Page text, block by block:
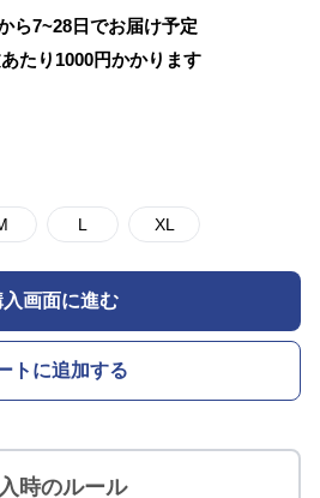
ら7~28日でお届け予定
たり 1000円かかります
L XL
入画面に進む
トに追加する
時のルール